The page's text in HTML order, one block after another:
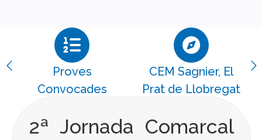
Proves
Convocades
CEM Sagnier, El
Prat de Llobregat
2ª Jornada Comarcal